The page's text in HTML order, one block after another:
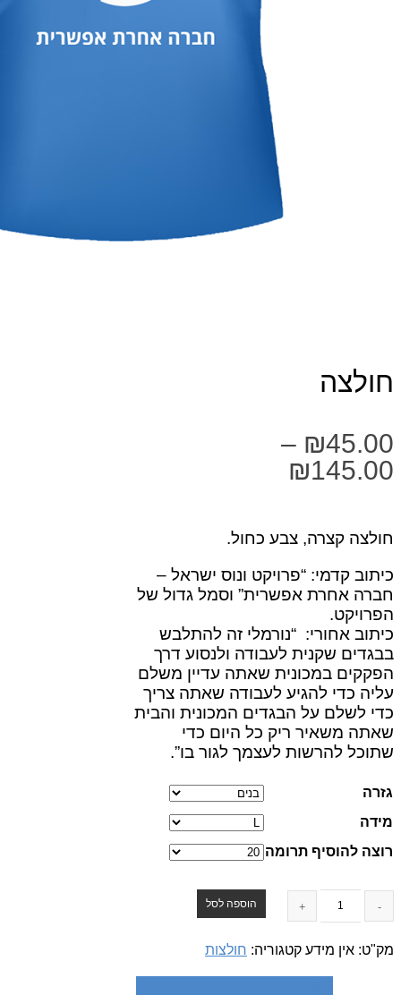
חולצה
₪45.00
–
₪145.00
חולצה קצרה, צבע כחול.
כיתוב קדמי: “פרויקט ונוס ישראל –
חברה אחרת אפשרית” וסמל גדול של
הפרויקט.
כיתוב אחורי: “נורמלי זה להתלבש
בבגדים שקנית לעבודה ולנסוע דרך
הפקקים במכונית שאתה עדיין משלם
עליה כדי להגיע לעבודה שאתה צריך
כדי לשלם על הבגדים המכונית והבית
שאתה משאיר ריק כל היום כדי
שתוכל להרשות לעצמך לגור בו”.
גזרה
מידה
רוצה להוסיף תרומה
הוספה לסל
מק"ט: אין מידע קטגוריה: חולצות